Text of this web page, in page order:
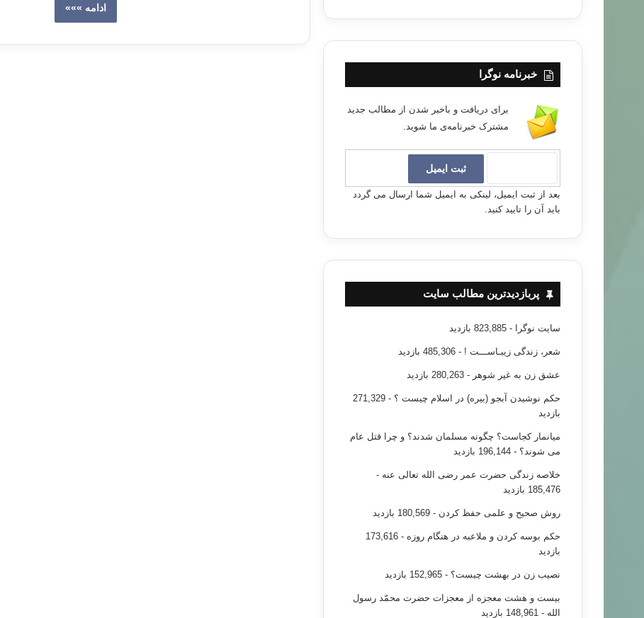
ادامه »»»
خبرنامه نوگرا
برای دریافت و باخبر شدن از مطالب جدید
مشترک خبرنامه‌ی ما شوید.
بعد از ثبت ایمیل، لینکی به ایمیل شما ارسال می گردد
باید آن را تایید کنید.
پربازدیدترین مطالب سایت
سایت نوگرا - 823,885 بازدید
شعر، زندگی زیبـاســـت ! - 485,306 بازدید
عشق زن به غیر شوهر - 280,263 بازدید
حکم نوشیدن آبجو (بیره) در اسلام چیست ؟
- 271,329
بازدید
میانمار کجاست؟ چگونه مسلمان شدند؟ و چرا قتل عام
می شوند؟ - 196,144 بازدید
خلاصه زندگی حضرت عمر رضی الله تعالی عنه -
185,476 بازدید
روش صحیح و علمی حفظ کردن - 180,569 بازدید
حکم بوسه کردن و ملاعبه در هنگام روزه
- 173,616
بازدید
نصیب زن در بهشت چیست؟ - 152,965 بازدید
بیست و هشت معجزه از معجزات حضرت محمّد رسول
الله - 148,961 بازدید